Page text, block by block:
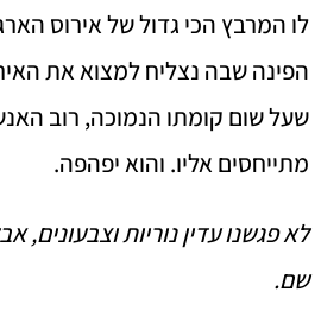
לו המרבץ הכי גדול של אירוס
הפינה שבה נצליח למצוא את
שעל שום קומתו הנמוכה, רוב
מתייחסים אליו. והוא יפהפה.
לא פגשנו עדין נוריות וצבעונים,
שם.